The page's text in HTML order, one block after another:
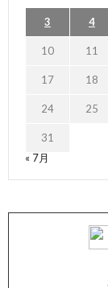
3 4
10 11
17 18
24 25
31
« 7月